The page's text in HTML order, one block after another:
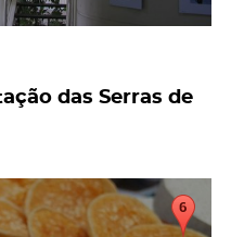
das Serras de